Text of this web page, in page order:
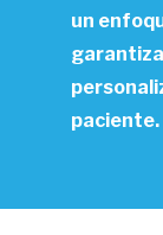
un
paciente.